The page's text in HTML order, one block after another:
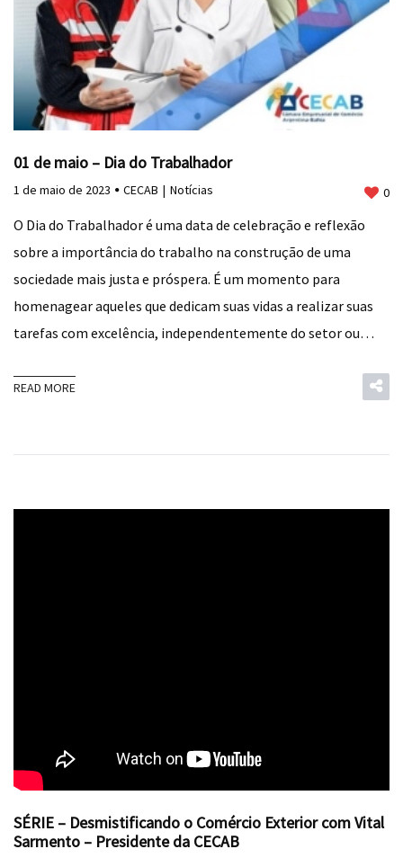
01 de maio – Dia do Trabalhador
1 de maio de 2023 CECAB Notícias 0
O Dia do Trabalhador é uma data de celebração e reflexão
sobre a importância do trabalho na construção de uma
sociedade mais justa e próspera. É um momento para
homenagear aqueles que dedicam suas vidas a realizar suas
tarefas com excelência, independentemente do setor ou…
READ MORE
SÉRIE – Desmistificando o Comércio Exterior com Vital
Sarmento – Presidente da CECAB